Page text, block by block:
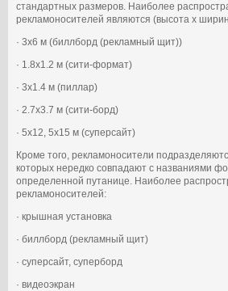
стандартных размеров. Наиболее
рекламоносителей являются (высота х
· 3х6 м (биллборд (рекламный щит))
· 1.8х1.2 м (сити-формат)
· 3х1.4 м (пиллар)
· 2.7х3.7 м (сити-борд)
· 5х12, 5х15 м (суперсайт)
Кроме того, рекламоносители
которых нередко совпадают с названиями
определенной путанице. Наиболее
рекламоносителей:
· крышная установка
· биллборд (рекламный щит)
· суперсайт, суперборд
· видеоэкран